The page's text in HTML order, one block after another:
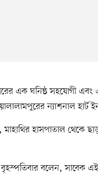
এক ঘনিষ্ঠ সহযোগী এবং
ন্যাশনাল হার্ট
হাসপাতাল থেকে
বৃহস্পতিবার বলেন, সাবেক